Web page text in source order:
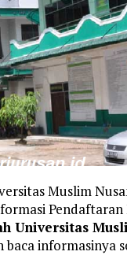
Muslim
Pendaftaran
Universitas
baca informasinya